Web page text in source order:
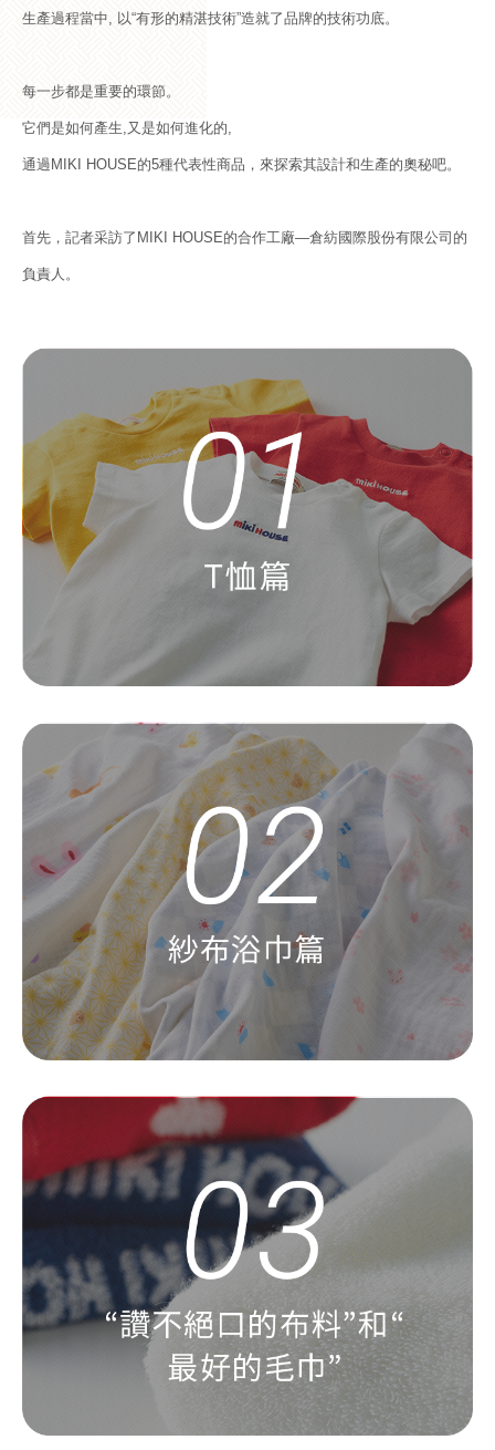
生產過程當中, 以“有形的精湛技術”造就了品牌的技術功底。
每一步都是重要的環節。
它們是如何產生,又是如何進化的,
通過MIKI HOUSE的5種代表性商品，來探索其設計和生產的奧秘吧。
首先，記者采訪了MIKI HOUSE的合作工廠—倉紡國際股份有限公司的
負責人。